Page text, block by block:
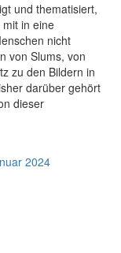
und thematisiert,
in eine
nicht
von Slums, von
zu den Bildern in
darüber gehört
dieser
2024